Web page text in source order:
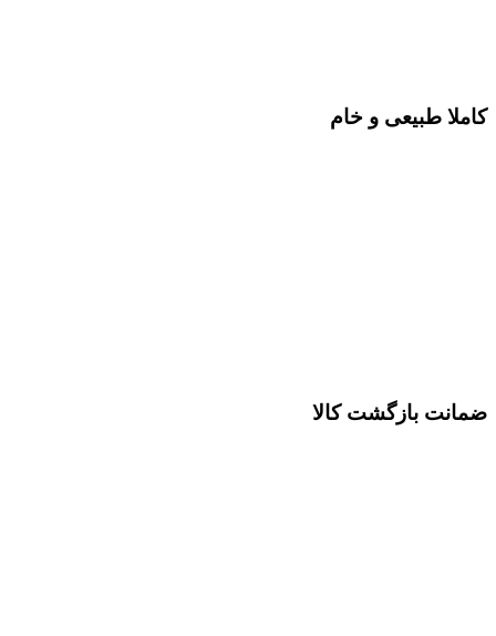
کاملا طبیعی و خام
ضمانت بازگشت کالا